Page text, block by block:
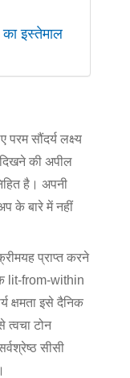
का इस्तेमाल
सौंदर्य लक्ष्य
की अपील
है। अपनी
के बारे में नहीं
यह प्राप्त करने
lit-from-within
क्षमता इसे दैनिक
त्वचा टोन
सीसी